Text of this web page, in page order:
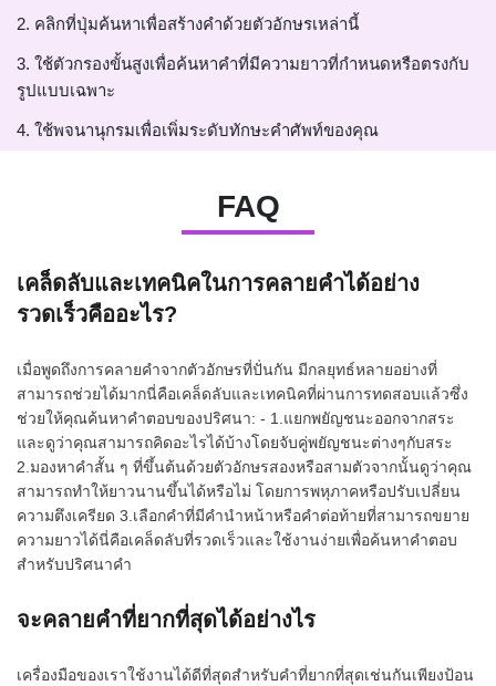
2. คลิกที่ปุ่มค้นหาเพื่อสร้างคำด้วยตัวอักษรเหล่านี้
3. ใช้ตัวกรองขั้นสูงเพื่อค้นหาคำที่มีความยาวที่กำหนดหรือตรงกับ
รูปแบบเฉพาะ
4. ใช้พจนานุกรมเพื่อเพิ่มระดับทักษะคำศัพท์ของคุณ
FAQ
เคล็ดลับและเทคนิคในการคลายคำได้อย่าง
รวดเร็วคืออะไร?
เมื่อพูดถึงการคลายคำจากตัวอักษรที่ปั่นกัน มีกลยุทธ์หลายอย่างที่
สามารถช่วยได้มากนี่คือเคล็ดลับและเทคนิคที่ผ่านการทดสอบแล้วซึ่ง
ช่วยให้คุณค้นหาคำตอบของปริศนา: - 1.แยกพยัญชนะออกจากสระ
และดูว่าคุณสามารถคิดอะไรได้บ้างโดยจับคู่พยัญชนะต่างๆกับสระ
2.มองหาคำสั้น ๆ ที่ขึ้นต้นด้วยตัวอักษรสองหรือสามตัวจากนั้นดูว่าคุณ
สามารถทำให้ยาวนานขึ้นได้หรือไม่ โดยการพหุภาคหรือปรับเปลี่ยน
ความตึงเครียด 3.เลือกคำที่มีคำนำหน้าหรือคำต่อท้ายที่สามารถขยาย
ความยาวได้นี่คือเคล็ดลับที่รวดเร็วและใช้งานง่ายเพื่อค้นหาคำตอบ
สำหรับปริศนาคำ
จะคลายคำที่ยากที่สุดได้อย่างไร
เครื่องมือของเราใช้งานได้ดีที่สุดสำหรับคำที่ยากที่สุดเช่นกันเพียงป้อน